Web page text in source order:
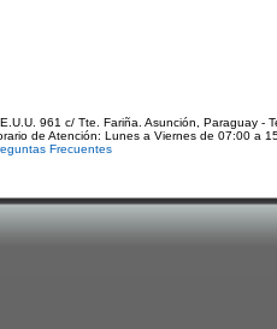
961 c/ Tte. Fariña. Asunción, Paraguay -
de Atención: Lunes a Viernes de 07:00 a
Frecuentes